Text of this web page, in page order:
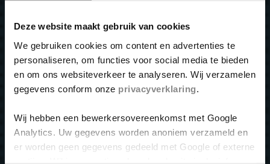
Deze website maakt gebruik van cookies
We gebruiken cookies om content en advertenties te
personaliseren, om functies voor social media te bieden
en om ons websiteverkeer te analyseren. Wij verzamelen
gegevens conform onze privacyverklaring
Wij hebben een bewerkersovereenkomst met Google
Analytics. Uw gegevens worden anoniem verzameld en
er worden geen gegevens gedeeld met Google of externe
Links
Over ons
Lekkages
Dakonderhoud